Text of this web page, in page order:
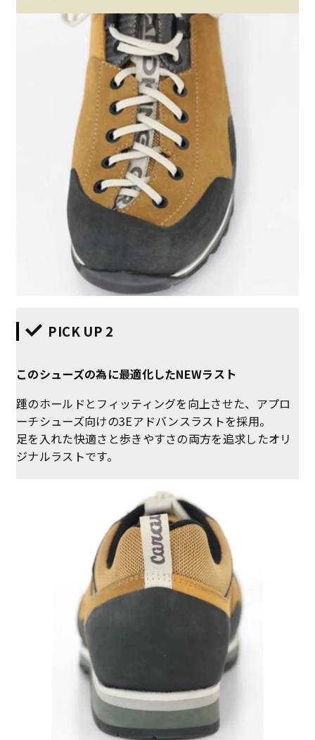
PICK UP 2
このシューズの為に最適化したNEWラスト
踵のホールドとフィッティングを向上させた、アプロ
ーチシューズ向けの3Eアドバンスラストを採用。
足を入れた快適さと歩きやすさの両方を追求したオリ
ジナルラストです。